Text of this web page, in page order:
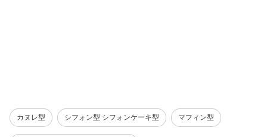
カヌレ型 シフォン型 シフォンケーキ型 マフィン型